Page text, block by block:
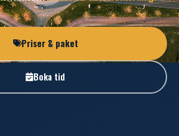
Priser & paket
Boka tid